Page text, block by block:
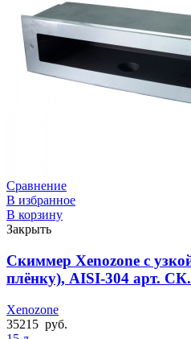
Сравнение
В избранное
В корзину
Закрыть
Скиммер Xenozone с
плёнку), AISI-304 арт.
Xenozone
35215 руб.